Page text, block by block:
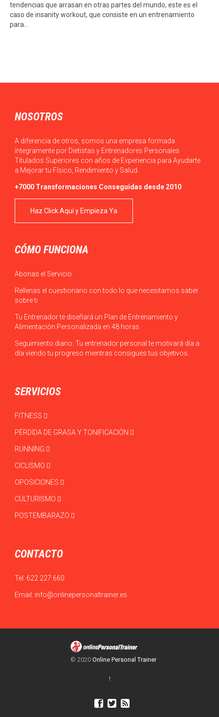
tendencias que arrasan en otras partes del mundo, este es el
caso de insanity workout, que consiste en un entrenamiento
para…
NOSOTROS
A diferencia de otros, somos una empresa formada
íntegramente por Dietistas y Entrenadores Personales
Titulados Superiores con años de Experiencia para Ayudarte
a Mejorar tu Físico, Rendimiento y Salud.
+7000 Transformaciones Conseguidas desde 2010
Haz Click Aquí y Empieza Ya
CÓMO FUNCIONA
Abonas el Servicio
Rellenas el cuestionario con todo lo que necesitamos saber
sobre ti
Tu Entrenador te diseñará un Plan de Entrenamiento y
Alimentación Personalizada en 48 horas
Seguimiento diario: Tu entrenador personal te motivará día a
día viendo tu progreso mientras consigues tus objetivos.
SERVICIOS
FITNESS
PÉRDIDA DE GRASA Y TONIFICACIÓN
RUNNING
CICLISMO
OPOSICIONES
CULTURISMO
POSTEMBARAZO
CONTACTO
Tel: 622 227 660
Email: info@onlinepersonaltrainer.es
© 2020 Online Personal Trainer
↑
  